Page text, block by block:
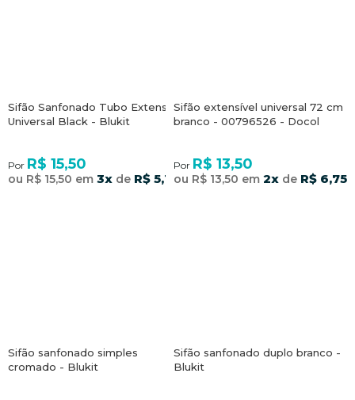
Sifão Sanfonado Tubo Extensivo
Universal Black - Blukit
Por R$ 15,50
ou R$ 15,50 em 3xde R$ 5,16
Sifão extensível universal 72 cm
branco - 00796526 - Docol
Por R$ 13,50
ou R$ 13,50 em 2xde R$ 6,75
Sifão sanfonado simples
cromado - Blukit
Sifão sanfonado duplo branco -
Blukit